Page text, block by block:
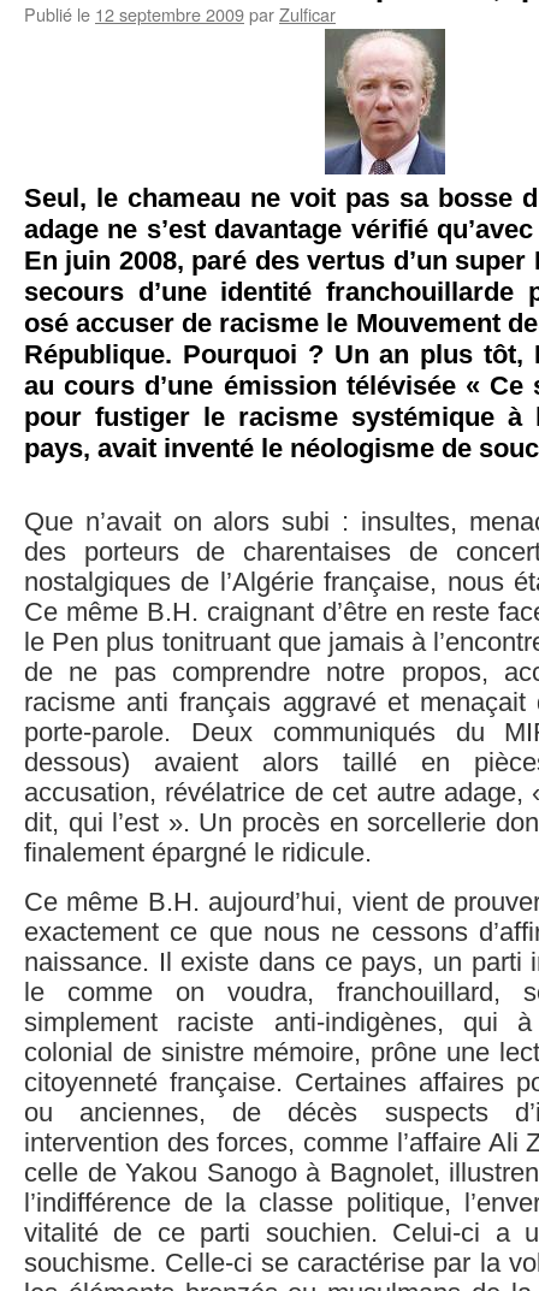
Publié le 12 septembre 2009parZulficar
Seul, le chameau ne voit pas sa bosse
adage ne s’est davantage vérifié
En juin 2008, paré des vertus d’un
secours d’une identité franchouillarde
osé accuser de racisme le Mouvement
République. Pourquoi ? Un an plus tôt,
au cours d’une émission télévisée «
pour fustiger le racisme systémique à
pays, avait inventé le néologisme de
Que n’avait on alors subi : insultes,
des porteurs de charentaises de
nostalgiques de l’Algérie française, nous
Ce même B.H. craignant d’être en reste
le Pen plus tonitruant que jamais à
de ne pas comprendre notre propos,
racisme anti français aggravé et menaçait
porte-parole. Deux communiqués du
dessous) avaient alors taillé en
accusation, révélatrice de cet autre adage,
dit, qui l’est ». Un procès en sorcellerie
finalement épargné le ridicule.
Ce même B.H. aujourd’hui, vient de
exactement ce que nous ne cessons
naissance. Il existe dans ce pays, un parti
le comme on voudra, franchouillard,
simplement raciste anti-indigènes, qui
colonial de sinistre mémoire, prône une
citoyenneté française. Certaines affaires
ou anciennes, de décès suspects
intervention des forces, comme l’affaire Ali
celle de Yakou Sanogo à Bagnolet,
l’indifférence de la classe politique,
vitalité de ce parti souchien. Celui-ci a
souchisme. Celle-ci se caractérise par la